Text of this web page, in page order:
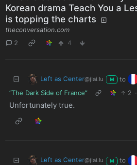
Korean drama Teach You a
is topping the charts
theconversation.com
2
4
Left as Center@jlai.lu M to
“The Dark Side of France”
2 ·
Unfortunately true.
Left as Center@jlai.lu M to